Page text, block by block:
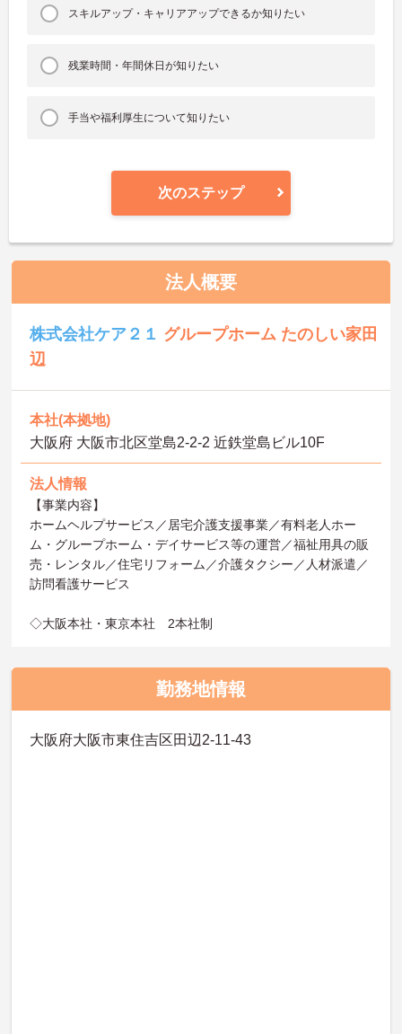
スキルアップ・キャリアアップできるか知りたい
残業時間・年間休日が知りたい
手当や福利厚生について知りたい
次のステップ
法人概要
株式会社ケア２１ グループホーム たのしい家田
辺
本社(本拠地)
大阪府 大阪市北区堂島2-2-2 近鉄堂島ビル10F
法人情報
【事業内容】
ホームヘルプサービス／居宅介護支援事業／有料老人ホー
ム・グループホーム・デイサービス等の運営／福祉用具の販
売・レンタル／住宅リフォーム／介護タクシー／人材派遣／
訪問看護サービス
◇大阪本社・東京本社 2本社制
勤務地情報
大阪府大阪市東住吉区田辺2-11-43